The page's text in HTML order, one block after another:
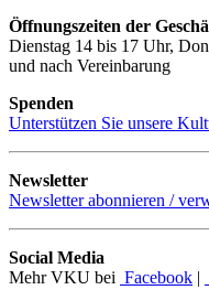
Öffnungszeiten der
Dienstag 14 bis 17 Uhr,
und nach Vereinbarung
Spenden
Unterstützen Sie unsere
Newsletter
Newsletter abonnieren /
Social Media
Mehr VKU bei Facebook |